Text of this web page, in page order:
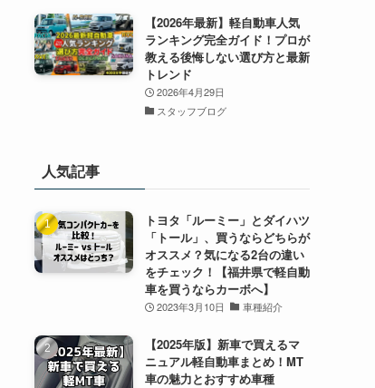
【2026年最新】軽自動車人気
ランキング完全ガイド！プロが
教える後悔しない選び方と最新
トレンド
2026年4月29日
スタッフブログ
人気記事
トヨタ「ルーミー」とダイハツ
「トール」、買うならどちらが
オススメ？気になる2台の違い
をチェック！【福井県で軽自動
車を買うならカーボへ】
2023年3月10日 車種紹介
【2025年版】新車で買えるマ
ニュアル軽自動車まとめ！MT
車の魅力とおすすめ車種